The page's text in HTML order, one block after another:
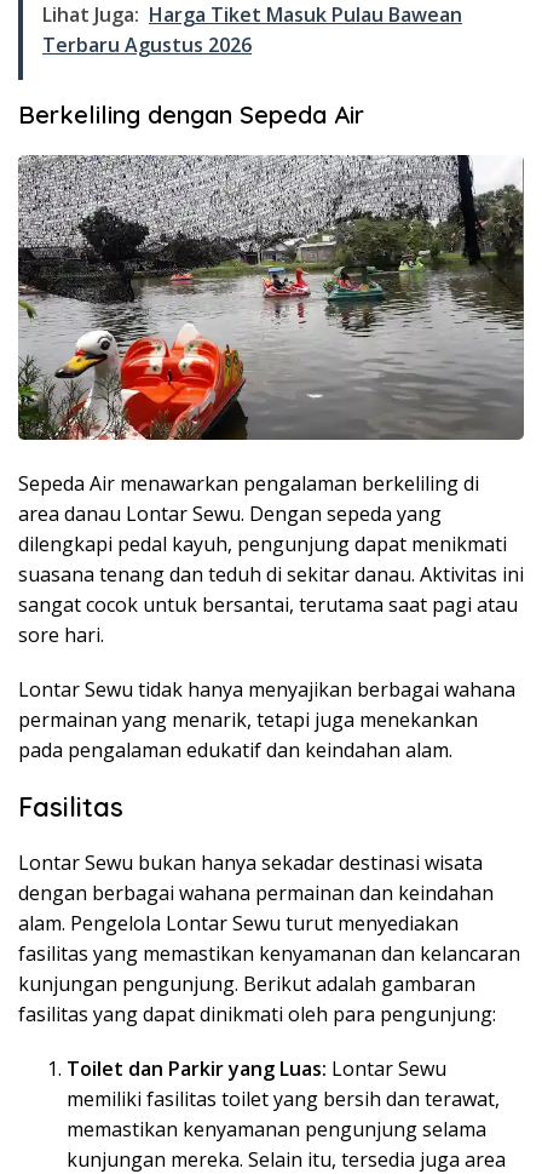
Lihat Juga: Harga Tiket Masuk Pulau Bawean
Terbaru Agustus 2026
Berkeliling dengan Sepeda Air
Sepeda Air menawarkan pengalaman berkeliling di
area danau Lontar Sewu. Dengan sepeda yang
dilengkapi pedal kayuh, pengunjung dapat menikmati
suasana tenang dan teduh di sekitar danau. Aktivitas ini
sangat cocok untuk bersantai, terutama saat pagi atau
sore hari.
Lontar Sewu tidak hanya menyajikan berbagai wahana
permainan yang menarik, tetapi juga menekankan
pada pengalaman edukatif dan keindahan alam.
Fasilitas
Lontar Sewu bukan hanya sekadar destinasi wisata
dengan berbagai wahana permainan dan keindahan
alam. Pengelola Lontar Sewu turut menyediakan
fasilitas yang memastikan kenyamanan dan kelancaran
kunjungan pengunjung. Berikut adalah gambaran
fasilitas yang dapat dinikmati oleh para pengunjung:
Toilet dan Parkir yang Luas: Lontar Sewu
memiliki fasilitas toilet yang bersih dan terawat,
memastikan kenyamanan pengunjung selama
kunjungan mereka. Selain itu, tersedia juga area